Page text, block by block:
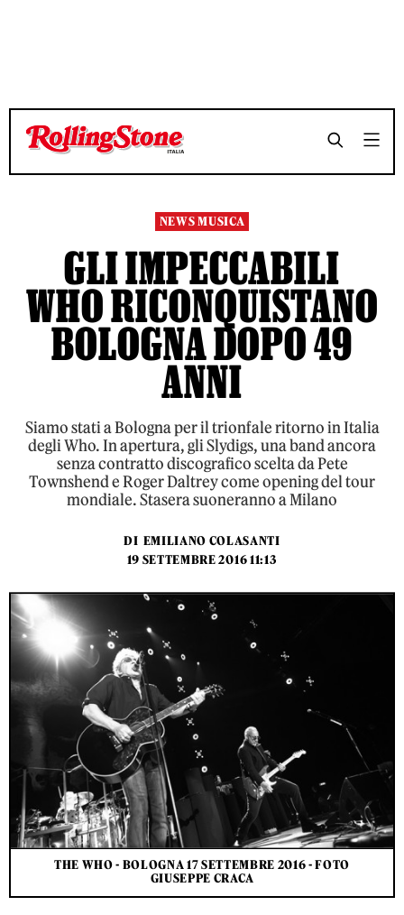
TEMPO DI LETTURA 10 MINUTI SHARE
TEMPO DI LETTURA 10 MINUTI SHARE
NEWS MUSICA
GLI IMPECCABILI
WHO RICONQUISTANO
BOLOGNA DOPO 49
ANNI
Siamo stati a Bologna per il trionfale ritorno in Italia
degli Who. In apertura, gli Slydigs, una band ancora
senza contratto discografico scelta da Pete
Townshend e Roger Daltrey come opening del tour
mondiale. Stasera suoneranno a Milano
DI EMILIANO COLASANTI
19 SETTEMBRE 2016 11:13
THE WHO - BOLOGNA 17 SETTEMBRE 2016 - FOTO
GIUSEPPE CRACA